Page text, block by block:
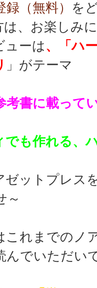
（無料）
を
は、お楽しみ
ューは、「ハ
」がテーマ
考書に載って
でも作れる、
ゼットプレス
～
これまでのノ
んでいただい